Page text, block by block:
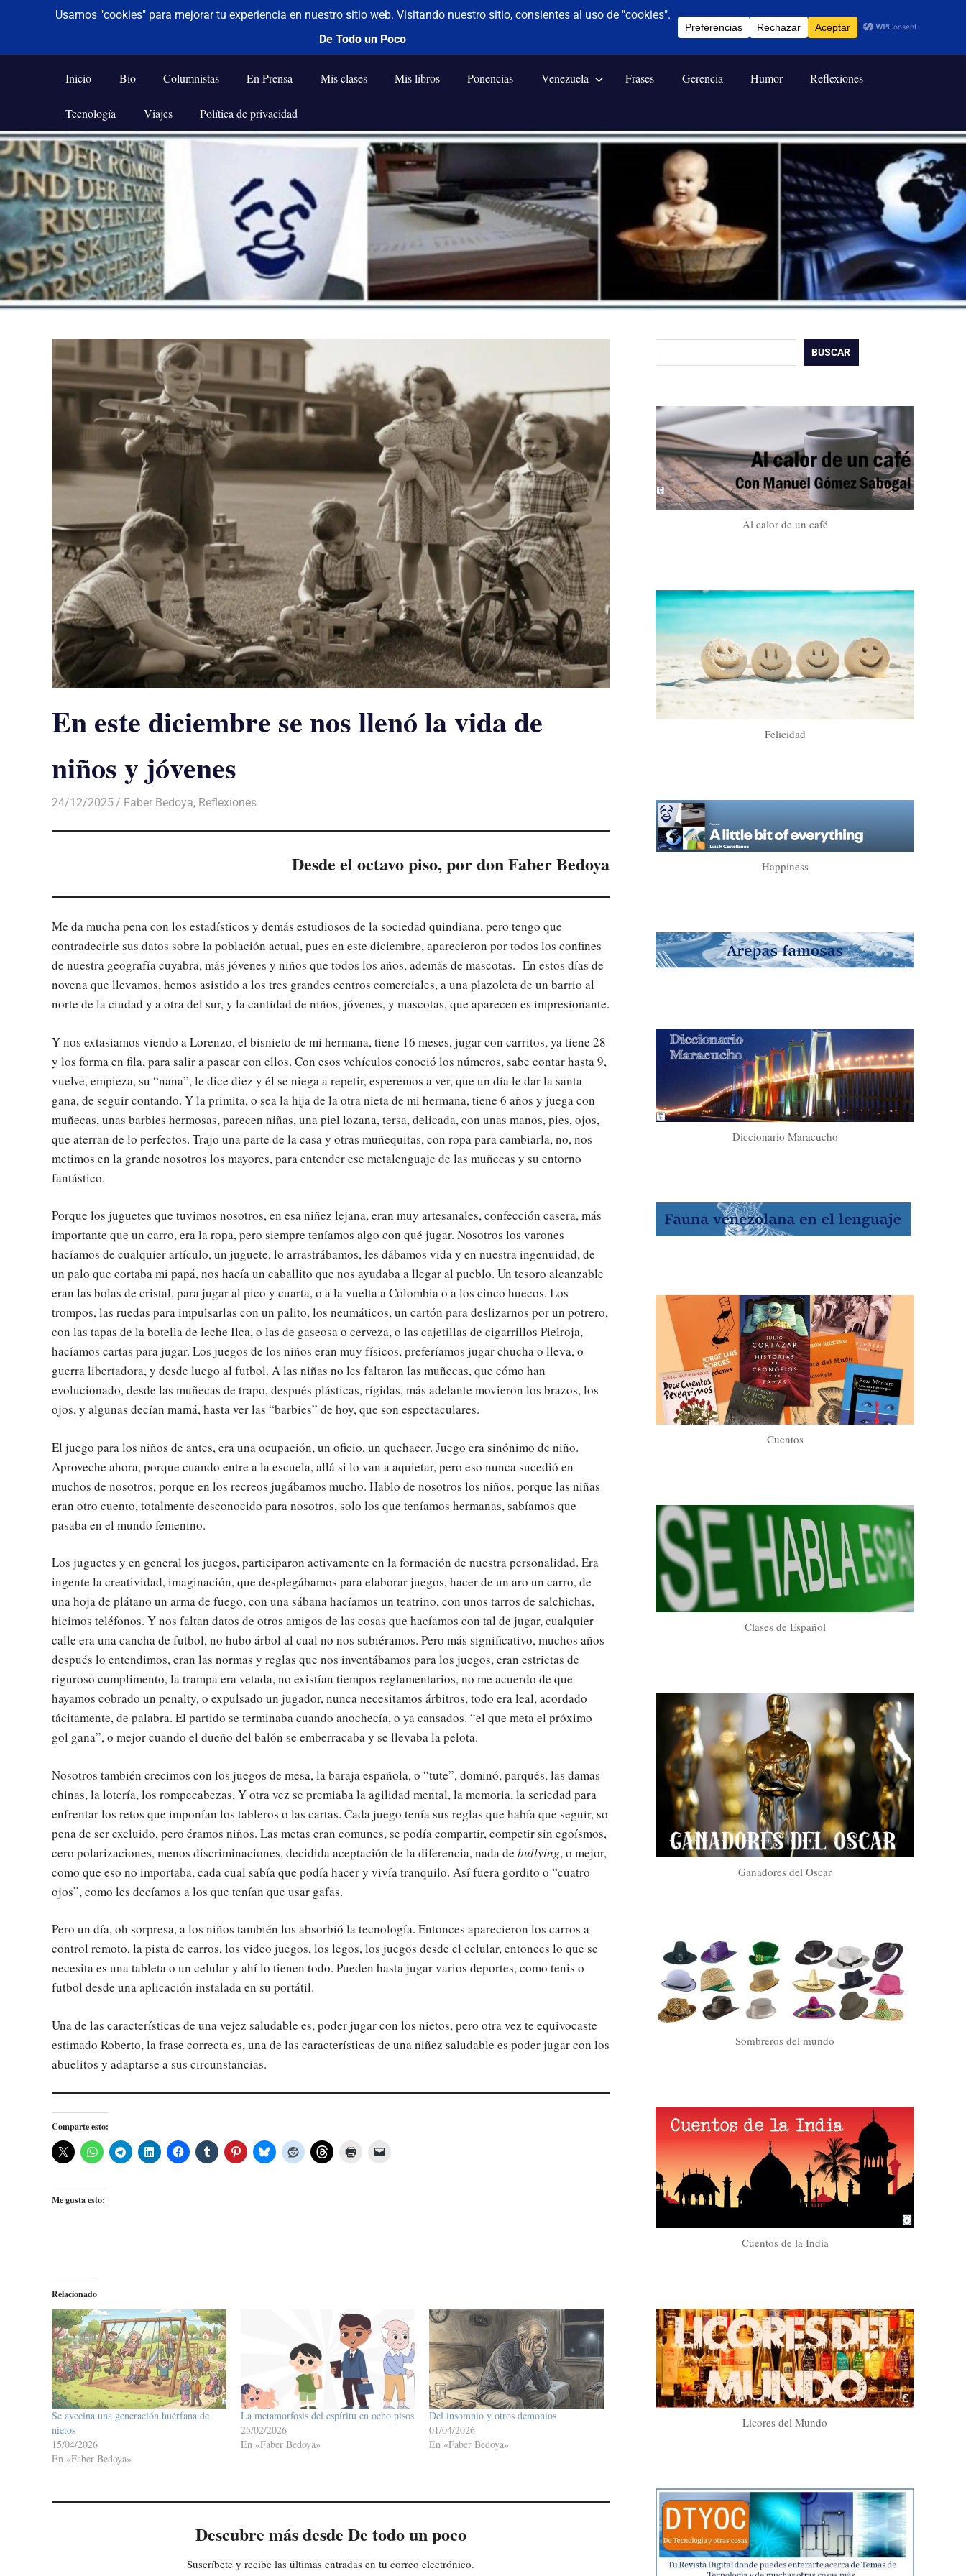
Saltar
al
contenido
De todo un poco
Frases,
Humor,
Tecnología
y
Viajes
Inicio Bio Columnistas En Prensa Mis clases Mis libros Ponencias Venezuela Frases Gerencia Humor Reflexiones
Tecnología Viajes Política de privacidad
En este diciembre se nos llenó la vida de
niños y jóvenes
24/12/2025 De todo un Poco
Faber Bedoya, Reflexiones
Desde el octavo piso, por don Faber Bedoya
Me da mucha pena con los estadísticos y demás estudiosos de la sociedad quindiana, pero tengo que
contradecirle sus datos sobre la población actual, pues en este diciembre, aparecieron por todos los confines
de nuestra geografía cuyabra, más jóvenes y niños que todos los años, además de mascotas. En estos días de
novena que llevamos, hemos asistido a los tres grandes centros comerciales, a una plazoleta de un barrio al
norte de la ciudad y a otra del sur, y la cantidad de niños, jóvenes, y mascotas, que aparecen es impresionante.
Y nos extasiamos viendo a Lorenzo, el bisnieto de mi hermana, tiene 16 meses, jugar con carritos, ya tiene 28
y los forma en fila, para salir a pasear con ellos. Con esos vehículos conoció los números, sabe contar hasta 9,
vuelve, empieza, su “nana”, le dice diez y él se niega a repetir, esperemos a ver, que un día le dar la santa
gana, de seguir contando. Y la primita, o sea la hija de la otra nieta de mi hermana, tiene 6 años y juega con
muñecas, unas barbies hermosas, parecen niñas, una piel lozana, tersa, delicada, con unas manos, pies, ojos,
que aterran de lo perfectos. Trajo una parte de la casa y otras muñequitas, con ropa para cambiarla, no, nos
metimos en la grande nosotros los mayores, para entender ese metalenguaje de las muñecas y su entorno
fantástico.
Porque los juguetes que tuvimos nosotros, en esa niñez lejana, eran muy artesanales, confección casera, más
importante que un carro, era la ropa, pero siempre teníamos algo con qué jugar. Nosotros los varones
hacíamos de cualquier artículo, un juguete, lo arrastrábamos, les dábamos vida y en nuestra ingenuidad, de
un palo que cortaba mi papá, nos hacía un caballito que nos ayudaba a llegar al pueblo. Un tesoro alcanzable
eran las bolas de cristal, para jugar al pico y cuarta, o a la vuelta a Colombia o a los cinco huecos. Los
trompos, las ruedas para impulsarlas con un palito, los neumáticos, un cartón para deslizarnos por un potrero,
con las tapas de la botella de leche Ilca, o las de gaseosa o cerveza, o las cajetillas de cigarrillos Pielroja,
hacíamos cartas para jugar. Los juegos de los niños eran muy físicos, preferíamos jugar chucha o lleva, o
guerra libertadora, y desde luego al futbol. A las niñas no les faltaron las muñecas, que cómo han
evolucionado, desde las muñecas de trapo, después plásticas, rígidas, más adelante movieron los brazos, los
ojos, y algunas decían mamá, hasta ver las “barbies” de hoy, que son espectaculares.
El juego para los niños de antes, era una ocupación, un oficio, un quehacer. Juego era sinónimo de niño.
Aproveche ahora, porque cuando entre a la escuela, allá si lo van a aquietar, pero eso nunca sucedió en
muchos de nosotros, porque en los recreos jugábamos mucho. Hablo de nosotros los niños, porque las niñas
eran otro cuento, totalmente desconocido para nosotros, solo los que teníamos hermanas, sabíamos que
pasaba en el mundo femenino.
Los juguetes y en general los juegos, participaron activamente en la formación de nuestra personalidad. Era
ingente la creatividad, imaginación, que desplegábamos para elaborar juegos, hacer de un aro un carro, de
una hoja de plátano un arma de fuego, con una sábana hacíamos un teatrino, con unos tarros de salchichas,
hicimos teléfonos. Y nos faltan datos de otros amigos de las cosas que hacíamos con tal de jugar, cualquier
calle era una cancha de futbol, no hubo árbol al cual no nos subiéramos. Pero más significativo, muchos años
después lo entendimos, eran las normas y reglas que nos inventábamos para los juegos, eran estrictas de
riguroso cumplimento, la trampa era vetada, no existían tiempos reglamentarios, no me acuerdo de que
hayamos cobrado un penalty, o expulsado un jugador, nunca necesitamos árbitros, todo era leal, acordado
tácitamente, de palabra. El partido se terminaba cuando anochecía, o ya cansados. “el que meta el próximo
gol gana”, o mejor cuando el dueño del balón se emberracaba y se llevaba la pelota.
Nosotros también crecimos con los juegos de mesa, la baraja española, o “tute”, dominó, parqués, las damas
chinas, la lotería, los rompecabezas, Y otra vez se premiaba la agilidad mental, la memoria, la seriedad para
enfrentar los retos que imponían los tableros o las cartas. Cada juego tenía sus reglas que había que seguir, so
pena de ser excluido, pero éramos niños. Las metas eran comunes, se podía compartir, competir sin egoísmos,
cero polarizaciones, menos discriminaciones, decidida aceptación de la diferencia, nada de bullying, o mejor,
como que eso no importaba, cada cual sabía que podía hacer y vivía tranquilo. Así fuera gordito o “cuatro
ojos”, como les decíamos a los que tenían que usar gafas.
Pero un día, oh sorpresa, a los niños también los absorbió la tecnología. Entonces aparecieron los carros a
control remoto, la pista de carros, los video juegos, los legos, los juegos desde el celular, entonces lo que se
necesita es una tableta o un celular y ahí lo tienen todo. Pueden hasta jugar varios deportes, como tenis o
futbol desde una aplicación instalada en su portátil.
Una de las características de una vejez saludable es, poder jugar con los nietos, pero otra vez te equivocaste
estimado Roberto, la frase correcta es, una de las características de una niñez saludable es poder jugar con los
abuelitos y adaptarse a sus circunstancias.
Comparte esto:
Me gusta esto:
Relacionado
Se avecina una generación huérfana de
nietos
15/04/2026
En «Faber Bedoya»
La metamorfosis del espíritu en ocho pisos
25/02/2026
En «Faber Bedoya»
Del insomnio y otros demonios
01/04/2026
En «Faber Bedoya»
Descubre más desde De todo un poco
Suscríbete y recibe las últimas entradas en tu correo electrónico.
BUSCAR
Al calor de un café
Felicidad
Happiness
Diccionario Maracucho
Cuentos
Clases de Español
Ganadores del Oscar
Sombreros del mundo
Cuentos de la India
Licores del Mundo